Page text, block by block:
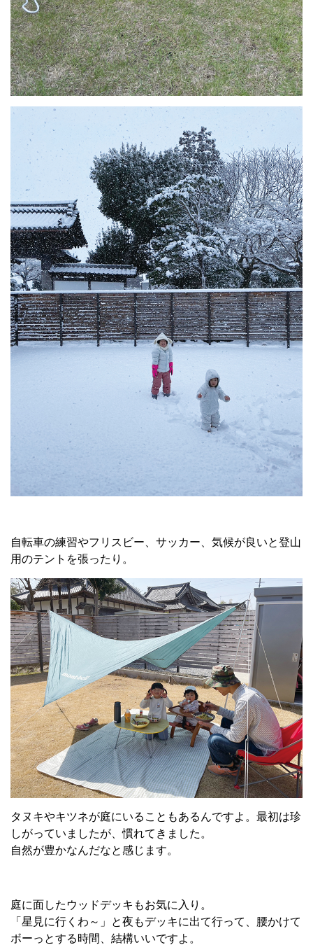
自転車の練習やフリスビー、サッカー、気候が良いと登山
用のテントを張ったり。
タヌキやキツネが庭にいることもあるんですよ。最初は珍
しがっていましたが、慣れてきました。
自然が豊かなんだなと感じます。
庭に面したウッドデッキもお気に入り。
「星見に行くわ～」と夜もデッキに出て行って、腰かけて
ボーっとする時間、結構いいですよ。